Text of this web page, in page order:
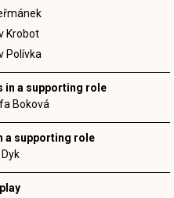
Krobot
Polívka
in a supporting role
Boková
a supporting role